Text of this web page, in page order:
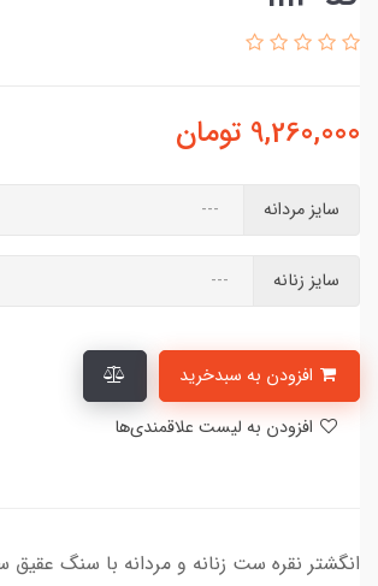
9,260,000 تومان
سایز مردانه
سایز زنانه
انگشتر نقره ست زنانه و مردانه با سنگ عقیق